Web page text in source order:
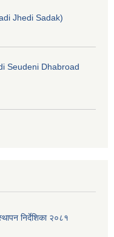
Jhedi Sadak)
Seudeni Dhabroad
निर्देशिका २०८१